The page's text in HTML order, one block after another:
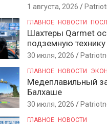
1 августа, 2026
ГЛАВНОЕ НОВОСТИ
Шахтеры Qarmet
подземную технику
30 июля, 2026
ГЛАВНОЕ НОВОСТИ
Медеплавильный
Балхаше
30 июля, 2026
ГЛАВНОЕ НОВОСТИ